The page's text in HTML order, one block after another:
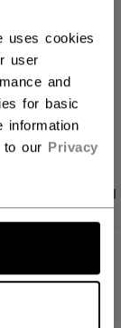
uses cookies
user
and
for basic
information
to our Privacy
LINKS ZUM
BEWERTUNGEN